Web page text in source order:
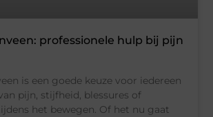
professionele hulp bij pijn
is een goede keuze voor iedereen
pijn, stijfheid, blessures of
het bewegen. Of het nu gaat